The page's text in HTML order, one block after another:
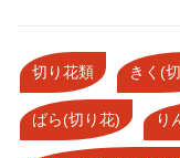
切り花類 きく(
ばら(切り花) り